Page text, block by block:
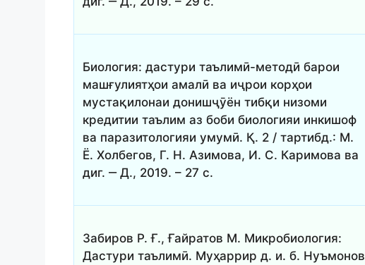
Биология: дастури таълимӣ-методӣ барои
машғулиятҳои амалӣ ва иҷрои корҳои
мустақилонаи донишҷӯён тибқи низоми
кредитии таълим аз боби биологияи инкишоф
ва паразитологияи умумӣ. Қ. 2 / тартибд.: М.
Ё. Холбегов, Г. Н. Азимова, И. С. Каримова ва
диг. ‒ Д., 2019. – 27 с.
Забиров Р. Ғ., Ғайратов М. Микробиология:
Дастури таълимӣ. Муҳаррир д. и. б. Нуъмонов